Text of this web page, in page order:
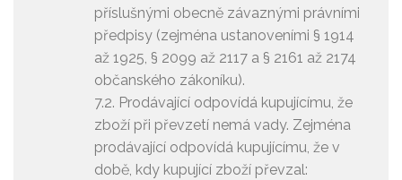
příslušnými obecně závaznými právními
předpisy (zejména ustanoveními § 1914
až 1925, § 2099 až 2117 a § 2161 až 2174
občanského zákoníku).
7.2. Prodávající odpovídá kupujícímu, že
zboží při převzetí nemá vady. Zejména
prodávající odpovídá kupujícímu, že v
době, kdy kupující zboží převzal: